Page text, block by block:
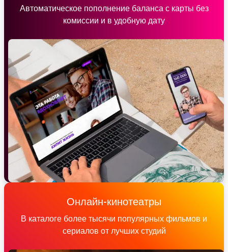
Автоматическое пополнение баланса с карты без
комиссии и в удобную дату
Онлайн-кинотеатры
В каталоге более тысячи популярных фильмов и
сериалов от лучших студий